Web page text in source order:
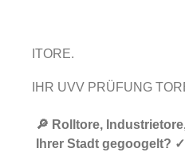
ITORE.
IHR UVV PRÜFUNG
🔎 Rolltore,
Ihrer Stadt gegoogelt?